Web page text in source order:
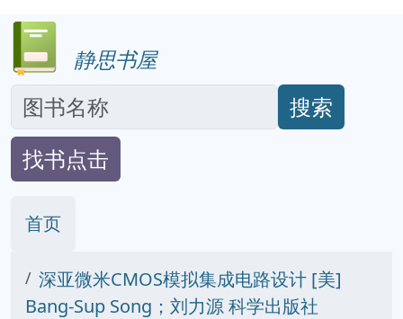
静思书屋
搜索
找书点击
首页
深亚微米CMOS模拟集成电路设计 [美]
Bang-Sup Song；刘力源 科学出版社